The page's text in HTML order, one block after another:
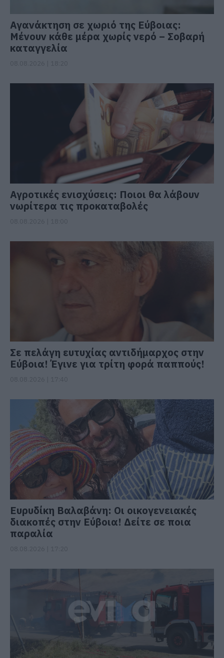
Αγανάκτηση σε χωριό της Εύβοιας:
Μένουν κάθε μέρα χωρίς νερό – Σοβαρή
καταγγελία
Αγροτικές ενισχύσεις: Ποιοι θα λάβουν
νωρίτερα τις προκαταβολές
Σε πελάγη ευτυχίας αντιδήμαρχος στην
Εύβοια! Έγινε για τρίτη φορά παππούς!
Ευρυδίκη Βαλαβάνη: Οι οικογενειακές
διακοπές στην Εύβοια! Δείτε σε ποια
παραλία